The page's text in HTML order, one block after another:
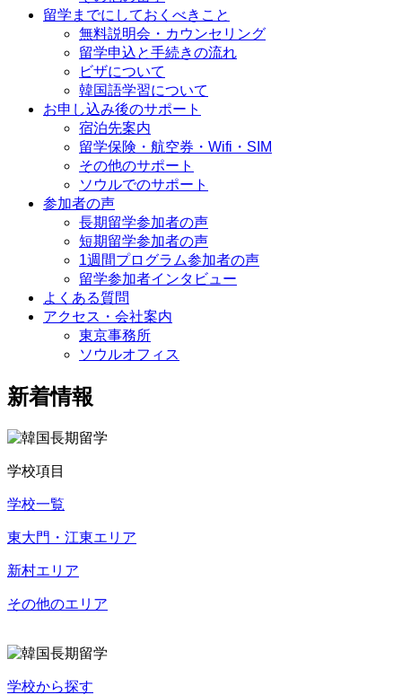
留学までにしておくべきこと
無料説明会・カウンセリング
留学申込と手続きの流れ
ビザについて
韓国語学習について
お申し込み後のサポート
宿泊先案内
留学保険・航空券・Wifi・SIM
その他のサポート
ソウルでのサポート
参加者の声
長期留学参加者の声
短期留学参加者の声
1週間プログラム参加者の声
留学参加者インタビュー
よくある質問
アクセス・会社案内
東京事務所
ソウルオフィス
新着情報
学校項目
学校一覧
東大門・江東エリア
新村エリア
その他のエリア
学校から探す